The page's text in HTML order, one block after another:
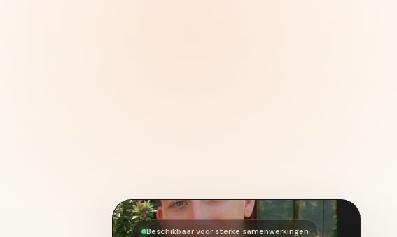
Beschikbaar voor sterke samenwerkingen